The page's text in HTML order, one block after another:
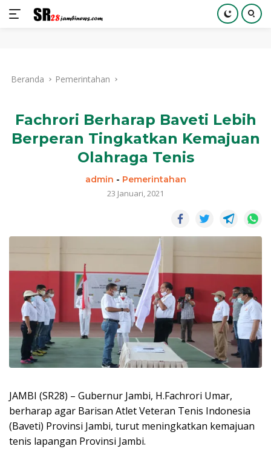
kontenBeranda Pemerintahan
Fachrori Berharap Baveti Lebih
Berperan Tingkatkan Kemajuan
Olahraga Tenis
admin - Pemerintahan
23 Januari, 2021
JAMBI (SR28) – Gubernur Jambi, H.Fachrori Umar,
berharap agar Barisan Atlet Veteran Tenis Indonesia
(Baveti) Provinsi Jambi, turut meningkatkan kemajuan
tenis lapangan Provinsi Jambi.